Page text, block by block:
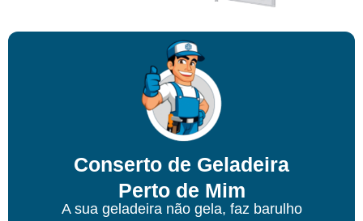
Conserto de Geladeira
Perto de Mim
A sua geladeira não gela, faz barulho